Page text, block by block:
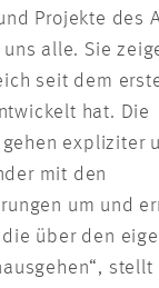
Projekte des
alle. Sie
seit dem
hat. Die
expliziter
mit den
um und
über den
stellt